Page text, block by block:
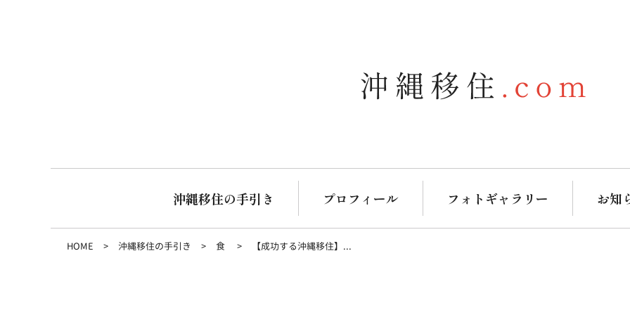
沖縄移住の手引き プロフィール フォトギャラリー お知
HOME 沖縄移住の手引き 食 【成功する沖縄移住】...